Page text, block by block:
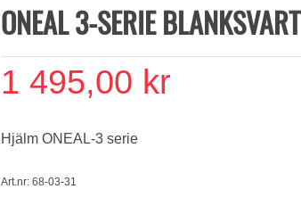
ONEAL 3-SERIE BLANKSVART
1 495,00 kr
Hjälm ONEAL-3 serie
Art.nr: 68-03-31